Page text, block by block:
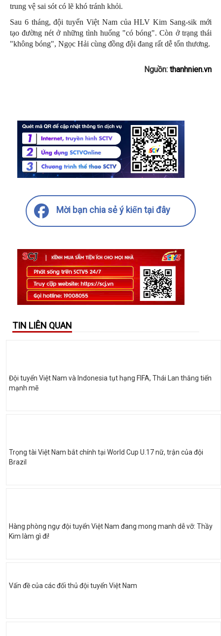
trung vệ sai sót có lẽ khó tránh khỏi.
Sau 6 tháng, đội tuyển Việt Nam của HLV Kim Sang-sik mới
tạo đường nét ở những tình huống "có bóng". Còn ở trạng thái
"không bóng", Ngọc Hải cùng đồng đội đang rất dễ tổn thương.
Nguồn: thanhnien.vn
Mời bạn chia sẻ ý kiến tại đây
TIN LIÊN QUAN
Đội tuyển Việt Nam và Indonesia tụt hạng FIFA, Thái Lan thăng tiến
mạnh mẽ
Trọng tài Việt Nam bắt chính tại World Cup U.17 nữ, trận của đội
Brazil
Hàng phòng ngự đội tuyển Việt Nam đang mong manh dễ vỡ: Thầy
Kim làm gì đi!
Vấn đề của các đối thủ đội tuyển Việt Nam